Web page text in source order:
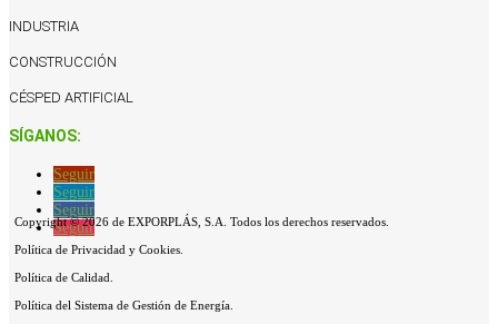
INDUSTRIA
CONSTRUCCIÓN
CÉSPED ARTIFICIAL
SÍGANOS:
Seguir
Seguir
Seguir
Seguir
Copyright © 2026 de EXPORPLÁS, S.A. Todos los derechos reservados.
Política de Privacidad y Cookies.
Política de Calidad.
Política del Sistema de Gestión de Energía.